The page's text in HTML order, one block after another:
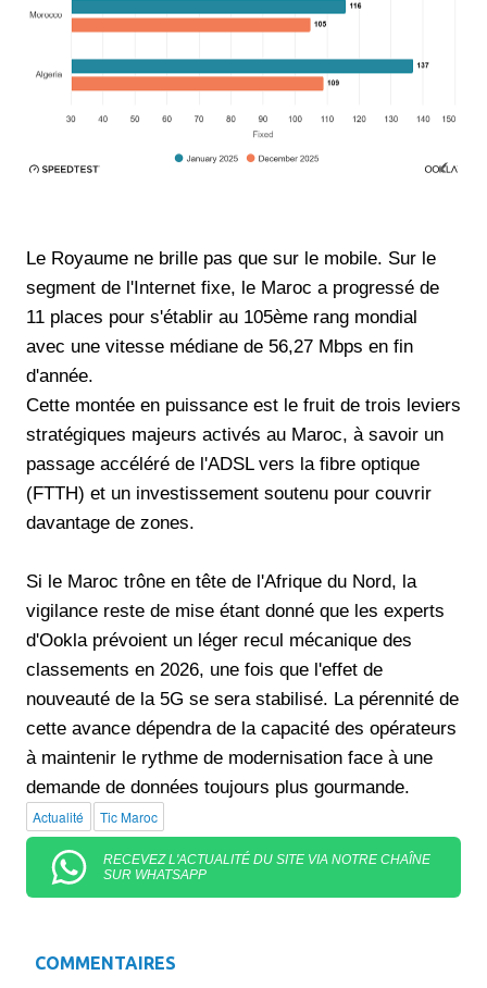
Le Royaume ne brille pas que sur le mobile. Sur le
segment de l'Internet fixe, le Maroc a progressé de
11 places pour s'établir au 105ème rang mondial
avec une vitesse médiane de 56,27 Mbps en fin
d'année.
Cette montée en puissance est le fruit de trois leviers
stratégiques majeurs activés au Maroc, à savoir un
passage accéléré de l'ADSL vers la fibre optique
(FTTH) et un investissement soutenu pour couvrir
davantage de zones.
Si le Maroc trône en tête de l'Afrique du Nord, la
vigilance reste de mise étant donné que les experts
d'Ookla prévoient un léger recul mécanique des
classements en 2026, une fois que l'effet de
nouveauté de la 5G se sera stabilisé. La pérennité de
cette avance dépendra de la capacité des opérateurs
à maintenir le rythme de modernisation face à une
demande de données toujours plus gourmande.
Actualité Tic Maroc
RECEVEZ L'ACTUALITÉ DU SITE VIA NOTRE CHAÎNE
SUR WHATSAPP
COMMENTAIRES